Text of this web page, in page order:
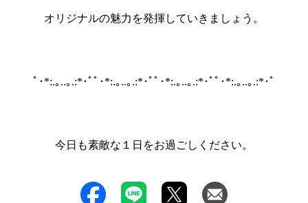
オリジナルの魅力を発揮していきましょう。
ﾟ･*:.｡..｡.:*･ﾟﾟ･*:.｡..｡.:*･ﾟﾟ･*:.｡..｡.:*･ﾟﾟ･*:.｡..｡.:*･ﾟ
今日も素敵な１日をお過ごしください。